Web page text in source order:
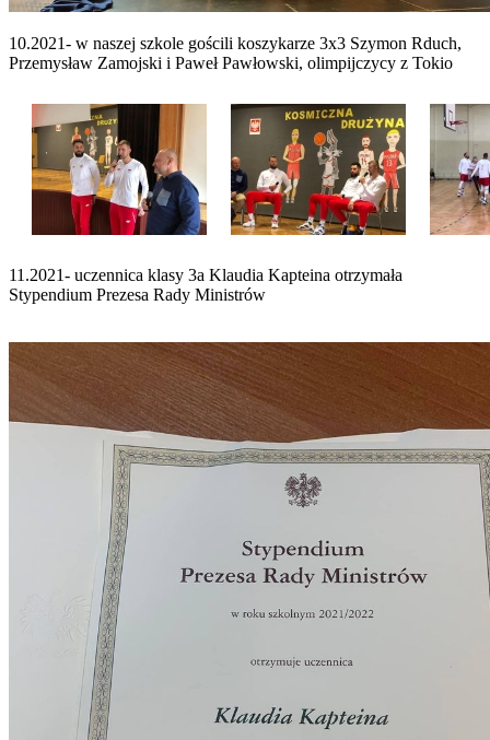
10.2021- w naszej szkole gościli koszykarze 3x3 Szymon Rduch,
Przemysław Zamojski i Paweł Pawłowski, olimpijczycy z Tokio
11.2021- uczennica klasy 3a Klaudia Kapteina otrzymała
Stypendium Prezesa Rady Ministrów